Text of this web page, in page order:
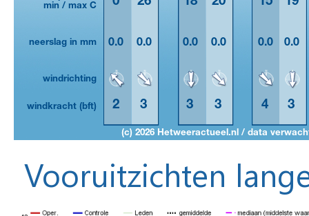
Vooruitzichten